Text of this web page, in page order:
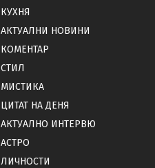
КУХНЯ
АКТУАЛНИ НОВИНИ
КОМЕНТАР
СТИЛ
МИСТИКА
ЦИТАТ НА ДЕНЯ
АКТУАЛНО ИНТЕРВЮ
АСТРО
ЛИЧНОСТИ